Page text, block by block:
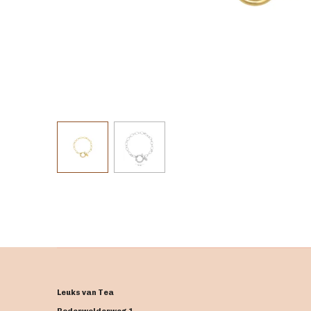
Leuks van Tea